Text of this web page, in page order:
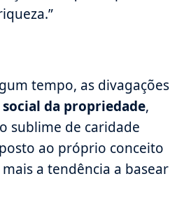
tempo, as divagações
da propriedade,
sublime de caridade
ao próprio conceito
a tendência a basear